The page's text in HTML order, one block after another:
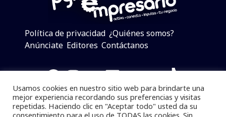
Política de privacidad ¿Quiénes somos?
Anúnciate Editores Contáctanos
Facebook
Instagram
Twitter
LinkedIn
Telegram
YouTube
TikTok
Usamos cookies en nuestro sitio web para brindarte una
mejor experiencia recordando sus preferencias y visitas
repetidas. Haciendo clic en "Aceptar todo" usted da su
consentimiento para el uso de TODAS las cookies. Sin